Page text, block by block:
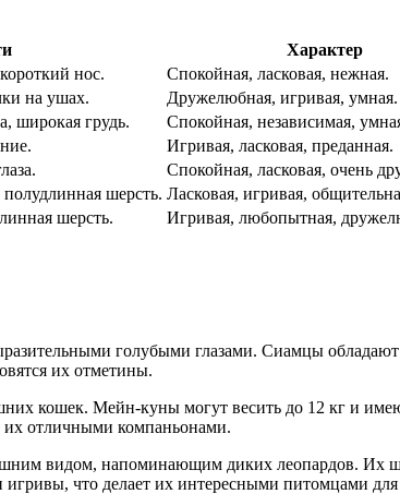
Характер
нос.
Спокойная, ласковая, нежная.
на ушах.
Дружелюбная, игривая, умная.
широкая грудь.
Спокойная, независимая,
Игривая, ласковая, преданная.
Спокойная, ласковая, очень
шерсть. Ласковая, игривая,
шерсть. Игривая, любопытная,
голубыми глазами. Сиамцы
их отметины.
кошек. Мейн-куны могут весить до 12 кг и
отличными компаньонами.
видом, напоминающим диких леопардов. Их
что делает их интересными питомцами